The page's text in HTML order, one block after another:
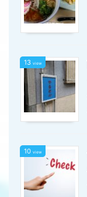
13 view
10 view